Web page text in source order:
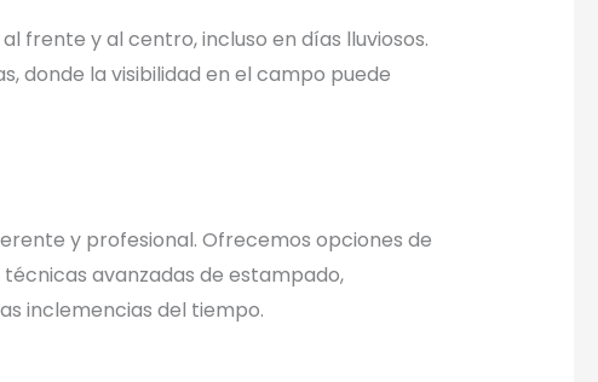
frente y al centro, incluso en días lluviosos.
donde la visibilidad en el campo puede
y profesional. Ofrecemos opciones de
avanzadas de estampado,
inclemencias del tiempo.